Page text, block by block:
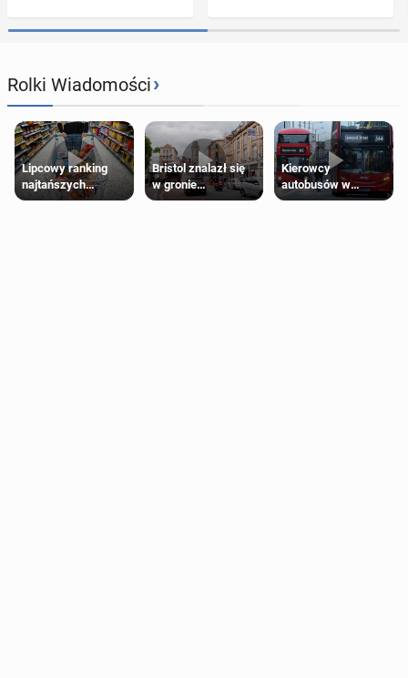
Rolki Wiadomości›
Lipcowy ranking
najtańszych
supermarketów
Bristol znalazł się
w gronie
najlepszych
Kierowcy
autobusów w
Londynie